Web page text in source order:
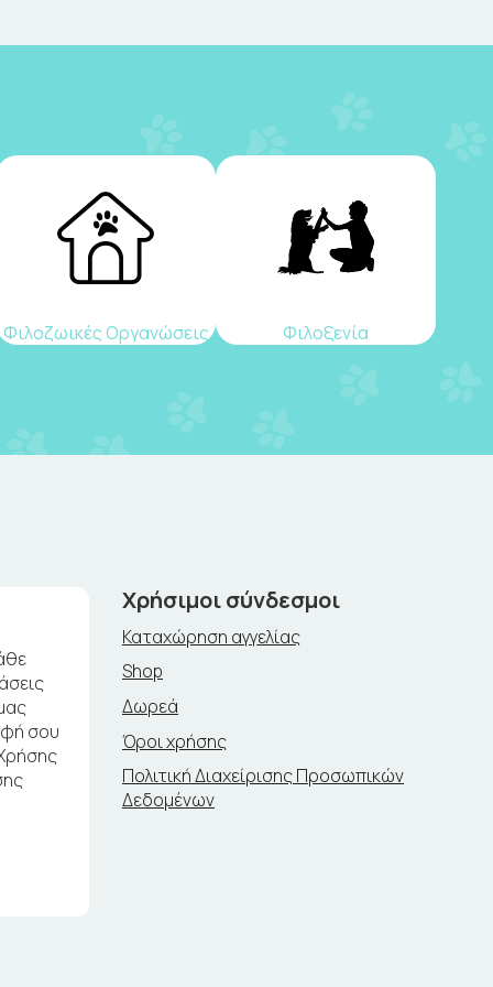
Φιλοζωικές Οργανώσεις Φιλοξενία
σου
Χρήσιμοι σύνδεσμοι
Καταχώρηση αγγελίας
Shop
Δωρεά
Όροι χρήσης
Πολιτική Διαχείρισης Προσωπικών
Δεδομένων